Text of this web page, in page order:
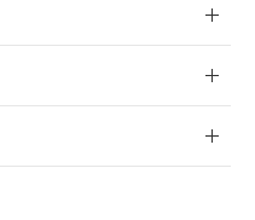
登録
在庫切替を完了
ことがない限
愛しておりま